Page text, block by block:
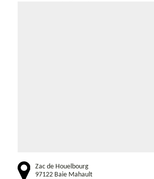
Zac de Houelbourg
97122 Baie Mahault